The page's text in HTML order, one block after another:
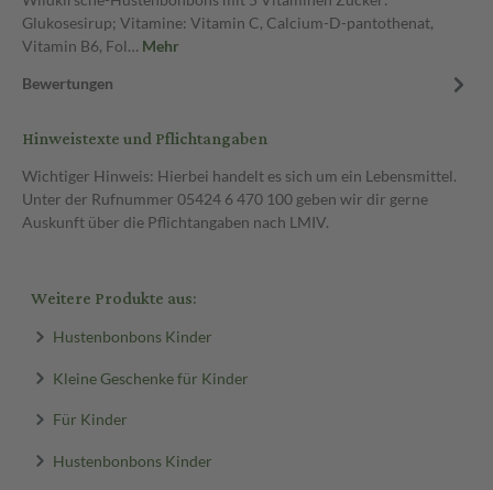
Glukosesirup; Vitamine: Vitamin C, Calcium-D-pantothenat,
Vitamin B6, Fol… Mehr
Bewertungen
Hinweistexte und Pflichtangaben
Wichtiger Hinweis: Hierbei handelt es sich um ein Lebensmittel.
Unter der Rufnummer 05424 6 470 100 geben wir dir gerne
Auskunft über die Pflichtangaben nach LMIV.
Weitere Produkte aus:
Hustenbonbons Kinder
Kleine Geschenke für Kinder
Für Kinder
Hustenbonbons Kinder